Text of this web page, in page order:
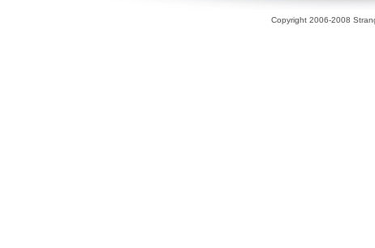
Copyright 2006-2008